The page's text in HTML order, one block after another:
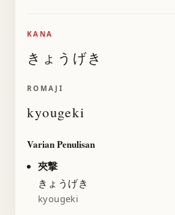
KANA
きょうげき
ROMAJI
kyougeki
Varian Penulisan
夾撃
きょうげき
kyougeki